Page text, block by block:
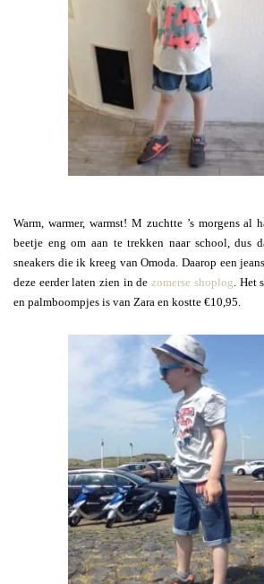
Warm, warmer, warmst! M zuchtte ’s morgens al
beetje eng om aan te trekken naar school, dus
sneakers die ik kreeg van Omoda. Daarop een
deze eerder laten zien in dezomerse shoplog. Het
en palmboompjes is van Zara en kostte €10,95.